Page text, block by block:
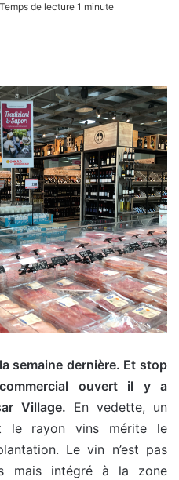
Temps de lecture 1 minute
semaine dernière. Et stop
ouvert il y a
Village. En vedette, un
le rayon vins mérite le
Le vin n’est pas
mais intégré à la zone